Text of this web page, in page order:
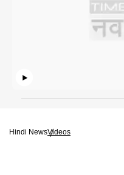
Hindi NewsVideos